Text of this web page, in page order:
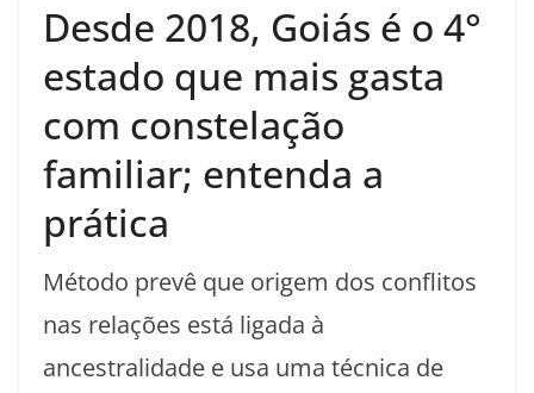
Desde 2018, Goiás é o 4°
estado que mais gasta
com constelação
familiar; entenda a
prática
Método prevê que origem dos conflitos
nas relações está ligada à
ancestralidade e usa uma técnica de